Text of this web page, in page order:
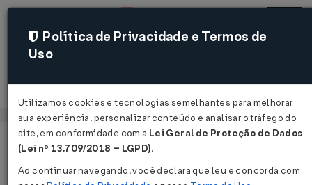
Acessar
Página Inicial Legislações
Política de Privacidade e Termos de
Uso
Utilizamos cookies e tecnologias semelhantes para melhorar
sua experiência, personalizar conteúdo e analisar o tráfego do
site, em conformidade com a Lei Geral de Proteção de Dados
(Lei nº 13.709/2018 – LGPD).
Ao continuar navegando, você declara que leu e concorda com